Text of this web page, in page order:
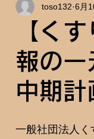
ビュー キャンパ
【く
報の一
中期計
toso132 6月
一般社団法人く